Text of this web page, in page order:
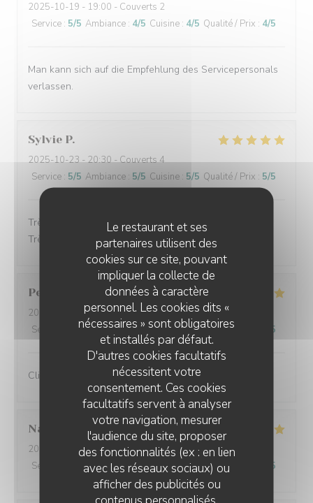
Le restaurant et ses
partenaires utilisent des
cookies sur ce site, pouvant
impliquer la collecte de
données à caractère
personnel. Les cookies dits «
nécessaires » sont obligatoires
et installés par défaut.
D'autres cookies facultatifs
nécessitent votre
consentement. Ces cookies
facultatifs servent à analyser
votre navigation, mesurer
l'audience du site, proposer
des fonctionnalités (ex : en lien
avec les réseaux sociaux) ou
afficher des publicités ou
2025-10-19 - 19:00 - Couverts 2
Service : 5/5 Ambiance : 4/5 Cuisine : 4/5 Qualité / Prix : 4/5
Man kann sich auf die Empfehlung des Servicepersonals
verlassen.
Sylvie P
2025-10-23- 20:30 - Couverts 4
Service : 5/5 Ambiance : 5/5 Cuisine : 5/5 Qualité / Prix : 5/5
Très bon accueil, les plats étaient très bon et soignés.
Très bon service.
Perret
2025-10-21
- 13:00 - Couverts 2
Service
/5 Ambiance :5 /5 Cuisine:5/5 Qualité / Prix /5
Client fidèle et jamais déçu
Nathalie
2025-10-20- 12:00 - Couverts 3
Service
Ambiance :5/5 Cuisine: 5/5 Qualité / Prix /5